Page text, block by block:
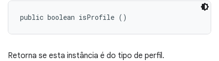
public boolean isProfile ()
Retorna se esta instância é do tipo de perfil.